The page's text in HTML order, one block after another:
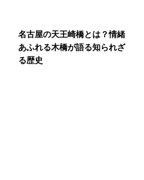
名古屋の天王崎橋とは？情緒
あふれる木橋が語る知られざ
る歴史